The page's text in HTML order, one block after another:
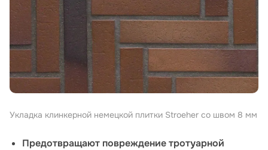
Укладка клинкерной немецкой плитки Stroeher со швом 8 мм
Предотвращают повреждение тротуарной